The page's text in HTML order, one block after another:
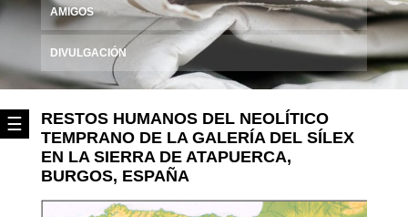
☰
AMIGOS
DIVULGACIÓN
RESTOS HUMANOS DEL NEOLÍTICO
TEMPRANO DE LA GALERÍA DEL SÍLEX
EN LA SIERRA DE ATAPUERCA,
BURGOS, ESPAÑA